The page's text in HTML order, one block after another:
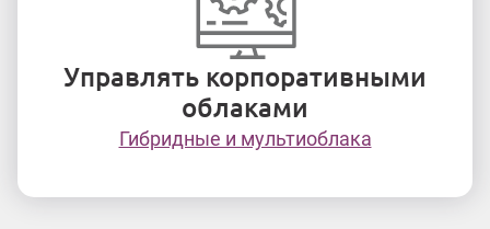
* Velvica API или услуги Velvica Professional Services.
Что получает ваш конечный
Управлять корпоративными
облаками
Гибридные и мультиоблака